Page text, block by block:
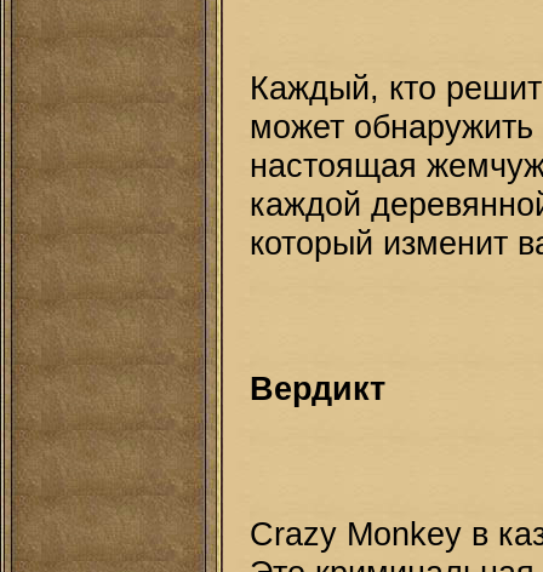
Каждый, кто
может
настоящая
каждой
который изменит
Вердикт
Crazy Monkey в